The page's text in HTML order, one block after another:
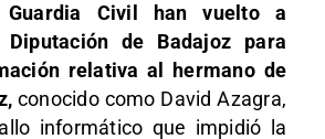
Civil han vuelto a
de Badajoz para
relativa al hermano de
conocido como David Azagra,
informático que impidió la